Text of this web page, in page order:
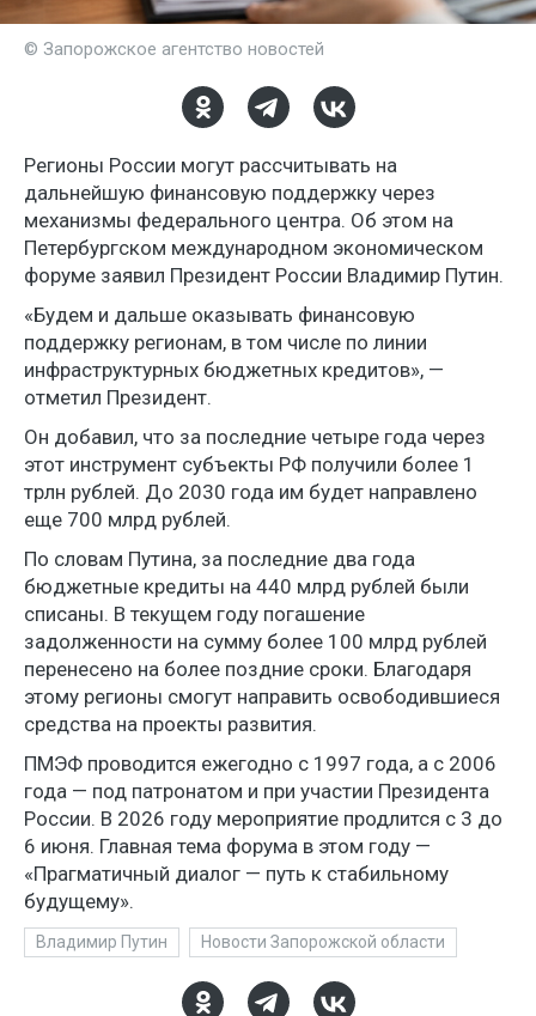
© Запорожское агентство новостей
Регионы России могут рассчитывать на
дальнейшую финансовую поддержку через
механизмы федерального центра. Об этом на
Петербургском международном экономическом
форуме заявил Президент России Владимир Путин.
«Будем и дальше оказывать финансовую
поддержку регионам, в том числе по линии
инфраструктурных бюджетных кредитов», —
отметил Президент.
Он добавил, что за последние четыре года через
этот инструмент субъекты РФ получили более 1
трлн рублей. До 2030 года им будет направлено
еще 700 млрд рублей.
По словам Путина, за последние два года
бюджетные кредиты на 440 млрд рублей были
списаны. В текущем году погашение
задолженности на сумму более 100 млрд рублей
перенесено на более поздние сроки. Благодаря
этому регионы смогут направить освободившиеся
средства на проекты развития.
ПМЭФ проводится ежегодно с 1997 года, а с 2006
года — под патронатом и при участии Президента
России. В 2026 году мероприятие продлится с 3 до
6 июня. Главная тема форума в этом году —
«Прагматичный диалог — путь к стабильному
будущему».
Владимир Путин Новости Запорожской области